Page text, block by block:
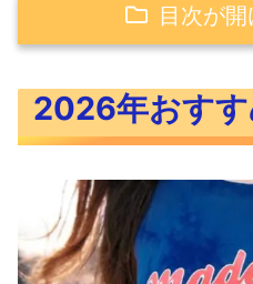
目次が
テクノロジー
テクノロジー
レバレッジ3倍テク
2026年おす